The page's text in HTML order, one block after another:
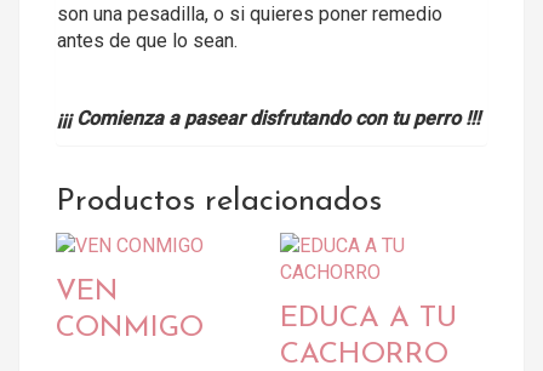
son una pesadilla, o si quieres poner remedio
antes de que lo sean.
¡¡¡ Comienza a pasear disfrutando con tu perro !!!
Productos relacionados
VEN
CONMIGO
EDUCA A TU
CACHORRO